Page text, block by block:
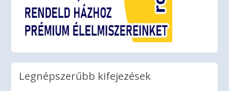
Legnépszerűbb kifejezések